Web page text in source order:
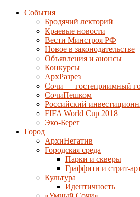
События
Бродячий лекторий
Краевые новости
Вести Минстроя РФ
Новое в законодательстве
Объявления и анонсы
Конкурсы
АрхРазрез
Сочи — гостеприимный
СочиПешком
Российский
FIFA World Cup 2018
Эко-Берег
Город
АрхиНегатив
Городская среда
Парки и скверы
Граффити и стрит-
Культура
Идентичность